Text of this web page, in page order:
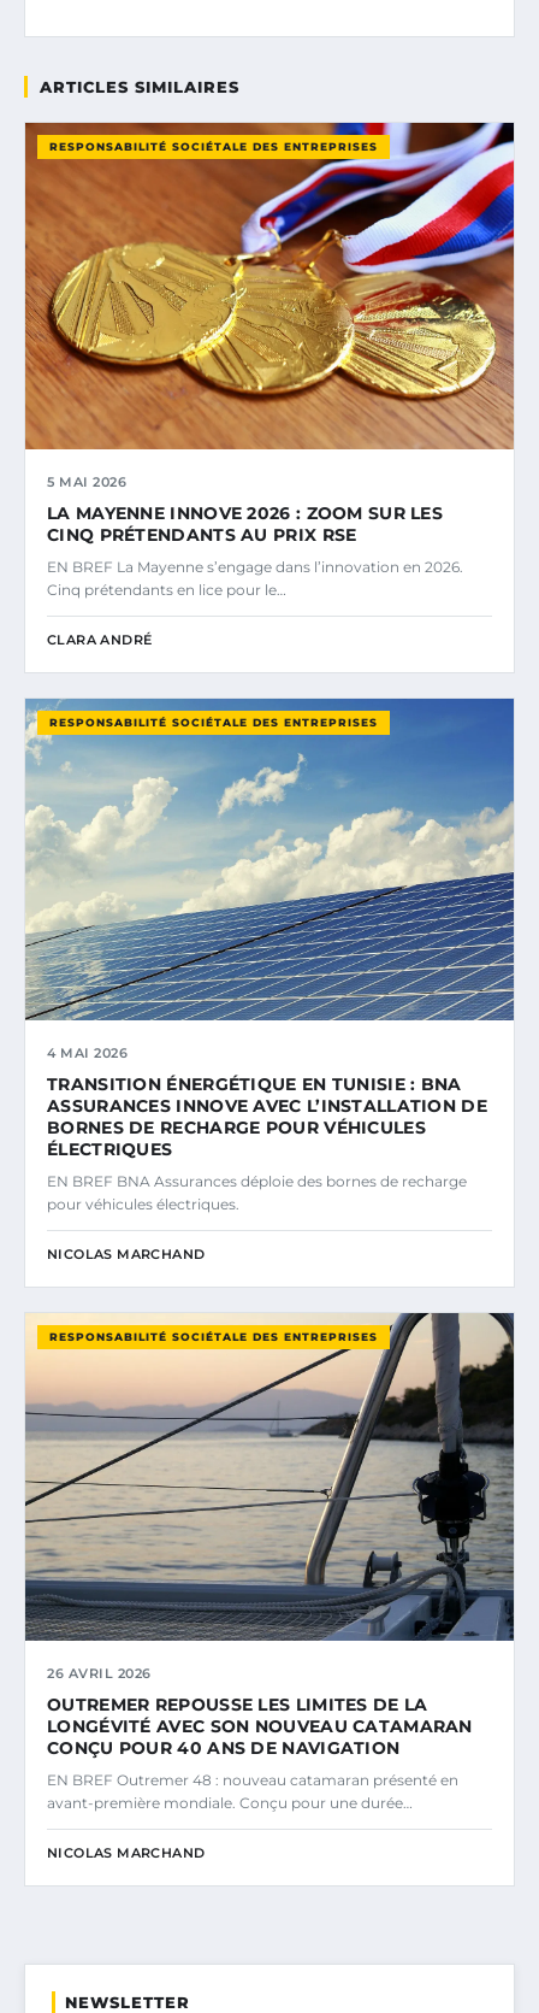
ARTICLES SIMILAIRES
RESPONSABILITÉ SOCIÉTALE DES ENTREPRISES
5 MAI 2026
LA MAYENNE INNOVE 2026 : ZOOM SUR LES
CINQ PRÉTENDANTS AU PRIX RSE
EN BREF La Mayenne s’engage dans l’innovation en 2026.
Cinq prétendants en lice pour le…
CLARA ANDRÉ
RESPONSABILITÉ SOCIÉTALE DES ENTREPRISES
4 MAI 2026
TRANSITION ÉNERGÉTIQUE EN TUNISIE : BNA
ASSURANCES INNOVE AVEC L’INSTALLATION DE
BORNES DE RECHARGE POUR VÉHICULES
ÉLECTRIQUES
EN BREF BNA Assurances déploie des bornes de recharge
pour véhicules électriques.
NICOLAS MARCHAND
RESPONSABILITÉ SOCIÉTALE DES ENTREPRISES
26 AVRIL 2026
OUTREMER REPOUSSE LES LIMITES DE LA
LONGÉVITÉ AVEC SON NOUVEAU CATAMARAN
CONÇU POUR 40 ANS DE NAVIGATION
EN BREF Outremer 48 : nouveau catamaran présenté en
avant-première mondiale. Conçu pour une durée…
NICOLAS MARCHAND
NEWSLETTER